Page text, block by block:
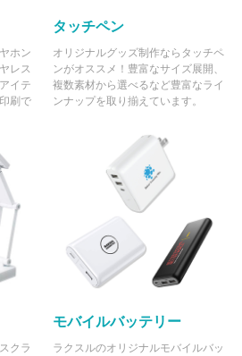
ホン
レス
イテ
刷で
タッチペン
オリジナルグッズ制作ならタッチペ
ンがオススメ！豊富なサイズ展開、
複数素材から選べるなど豊富なライ
ンナップを取り揃えています。
クラ
モバイルバッテリー
ラクスルのオリジナルモバイルバッ